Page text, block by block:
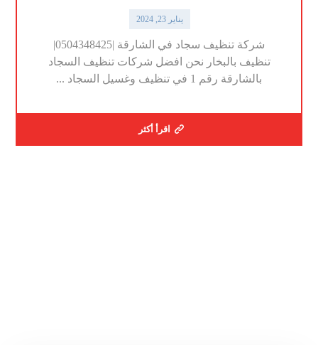
يناير 23, 2024
شركة تنظيف سجاد في الشارقة |0504348425|
تنظيف بالبخار نحن افضل شركات تنظيف السجاد
بالشارقة رقم 1 في تنظيف وغسيل السجاد ...
اقرأ أكثر